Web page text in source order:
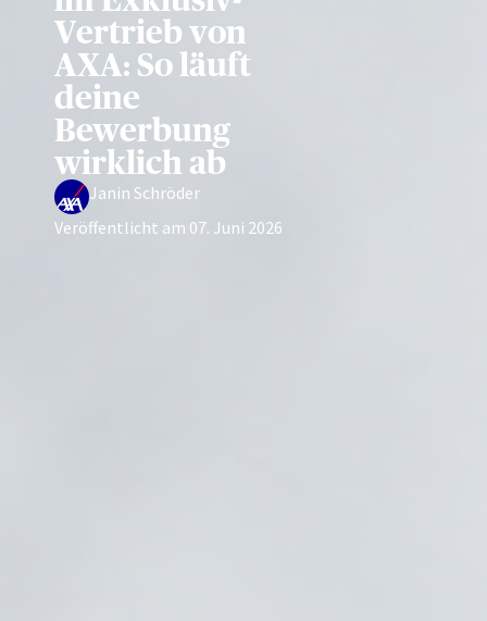
Vertrieb von
AXA: So läuft
deine
Bewerbung
wirklich ab
Janin Schröder
Veröffentlicht am 07. Juni 2026